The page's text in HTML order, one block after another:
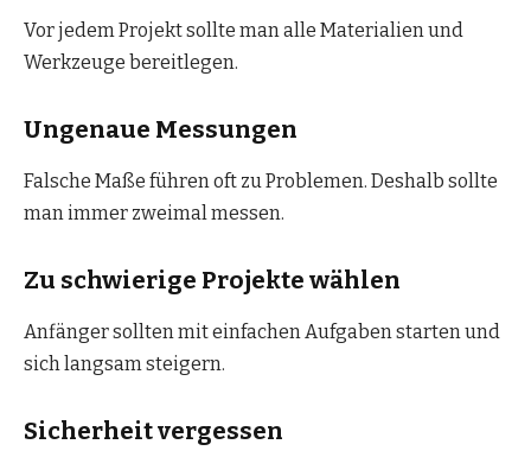
Vor jedem Projekt sollte man alle Materialien und
Werkzeuge bereitlegen.
Ungenaue Messungen
Falsche Maße führen oft zu Problemen. Deshalb sollte
man immer zweimal messen.
Zu schwierige Projekte wählen
Anfänger sollten mit einfachen Aufgaben starten und
sich langsam steigern.
Sicherheit vergessen